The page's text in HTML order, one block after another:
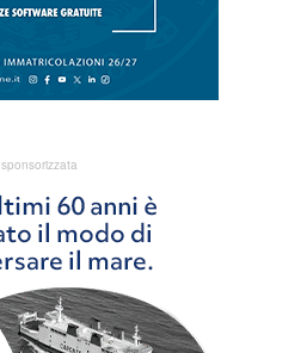
sponsorizzata